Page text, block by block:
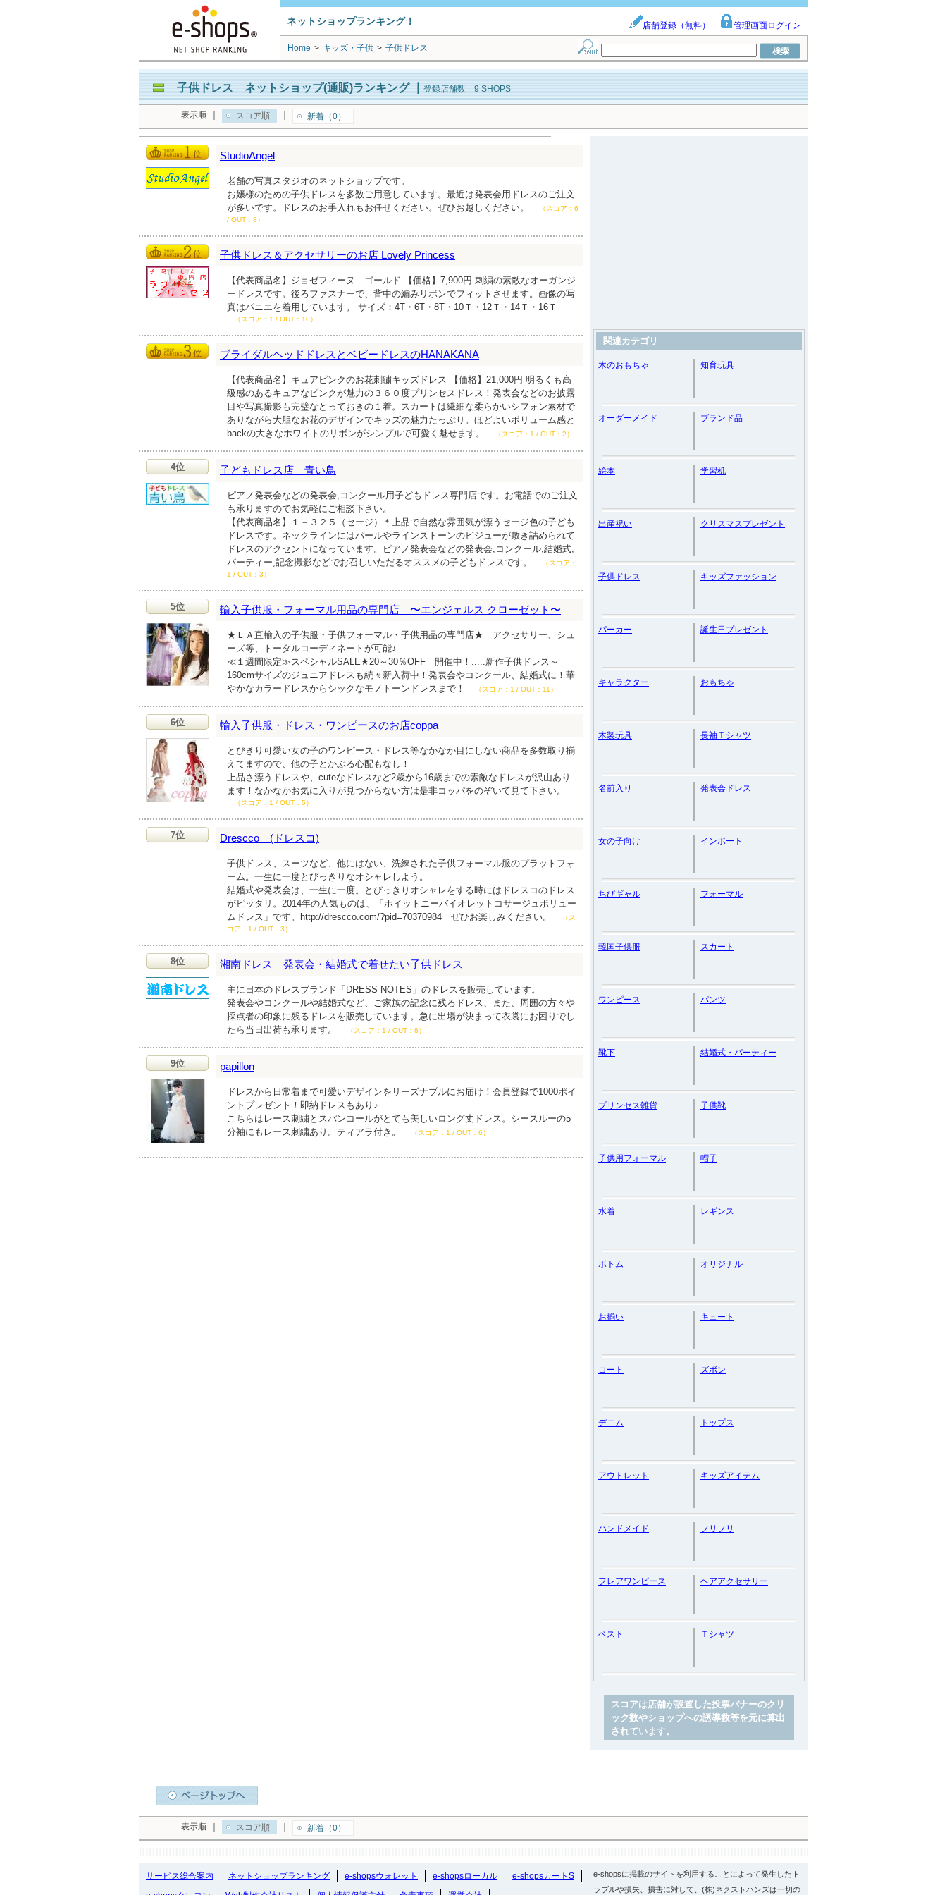
ネットショップランキング！ 店舗登録（無料） 管理画面ログイン
Home > キッズ・子供 > 子供ドレス
子供ドレス ネットショップ(通販)ランキング｜ 登録店舗数 9 SHOPS
表示順 スコア順 新着（0）
StudioAngel
老舗の写真スタジオのネットショップです。
お嬢様のための子供ドレスを多数ご用意しています。最近は発表会用ドレスのご注文
が多いです。ドレスのお手入れもお任せください。ぜひお越しください。
（スコア：6
/ OUT：8）
子供ドレス＆アクセサリーのお店 Lovely Princess
【代表商品名】ジョゼフィーヌ ゴールド 【価格】7,900円 刺繍の素敵なオーガンジ
ードレスです。後ろファスナーで、背中の編みリボンでフィットさせます。画像の写
真はパニエを着用しています。 サイズ：4T・6T・8T・10Ｔ・12Ｔ・14Ｔ・16Ｔ
（スコア：1 / OUT：10）
ブライダルヘッドドレスとベビードレスのHANAKANA
【代表商品名】キュアピンクのお花刺繍キッズドレス 【価格】21,000円 明るくも高
級感のあるキュアなピンクが魅力の３６０度プリンセスドレス！発表会などのお披露
目や写真撮影も完璧なとっておきの１着。スカートは繊細な柔らかいシフォン素材で
ありながら大胆なお花のデザインでキッズの魅力たっぷり。ほどよいボリューム感と
backの大きなホワイトのリボンがシンプルで可愛く魅せます。
（スコア：1 / OUT：2）
4位 子どもドレス店 青い鳥
ピアノ発表会などの発表会,コンクール用子どもドレス専門店です。お電話でのご注文
も承りますのでお気軽にご相談下さい。
【代表商品名】１－３２５（セージ）＊上品で自然な雰囲気が漂うセージ色の子ども
ドレスです。ネックラインにはパールやラインストーンのビジューが敷き詰められて
ドレスのアクセントになっています。ピアノ発表会などの発表会,コンクール,結婚式,
パーティー,記念撮影などでお召しいただるオススメの子どもドレスです。
（スコア：
1 / OUT：3）
5位 輸入子供服・フォーマル用品の専門店 〜エンジェルス クローゼット〜
★ＬＡ直輸入の子供服・子供フォーマル・子供用品の専門店★ アクセサリー、シュ
ーズ等、トータルコーディネートが可能♪
≪１週間限定≫スペシャルSALE★20～30％OFF 開催中！.....新作子供ドレス～
160cmサイズのジュニアドレスも続々新入荷中！発表会やコンクール、結婚式に！華
やかなカラードレスからシックなモノトーンドレスまで！
（スコア：1 / OUT：11）
6位 輸入子供服・ドレス・ワンピースのお店coppa
とびきり可愛い女の子のワンピース・ドレス等なかなか目にしない商品を多数取り揃
えてますので、他の子とかぶる心配もなし！
上品さ漂うドレスや、cuteなドレスなど2歳から16歳までの素敵なドレスが沢山あり
ます！なかなかお気に入りが見つからない方は是非コッパをのぞいて見て下さい。
（スコア：1 / OUT：5）
7位 Drescco (ドレスコ)
子供ドレス、スーツなど、他にはない、洗練された子供フォーマル服のプラットフォ
ーム。一生に一度とびっきりなオシャレしよう。
結婚式や発表会は、一生に一度。とびっきりオシャレをする時にはドレスコのドレス
がピッタリ。2014年の人気ものは、「ホイットニーバイオレットコサージュボリュー
ムドレス」です。http://drescco.com/?pid=70370984 ぜひお楽しみください。
（ス
コア：1 / OUT：3）
8位 湘南ドレス｜発表会・結婚式で着せたい子供ドレス
主に日本のドレスブランド「DRESS NOTES」のドレスを販売しています。
発表会やコンクールや結婚式など、ご家族の記念に残るドレス、また、周囲の方々や
採点者の印象に残るドレスを販売しています。急に出場が決まって衣裳にお困りでし
たら当日出荷も承ります。
（スコア：1 / OUT：8）
9位 papillon
ドレスから日常着まで可愛いデザインをリーズナブルにお届け！会員登録で1000ポイ
ントプレゼント！即納ドレスもあり♪
こちらはレース刺繍とスパンコールがとても美しいロング丈ドレス。シースルーの5
分袖にもレース刺繍あり。ティアラ付き。
（スコア：1 / OUT：6）
関連カテゴリ
木のおもちゃ 知育玩具
オーダーメイド ブランド品
絵本 学習机
出産祝い クリスマスプレゼント
子供ドレス キッズファッション
パーカー 誕生日プレゼント
キャラクター おもちゃ
木製玩具 長袖Ｔシャツ
名前入り 発表会ドレス
女の子向け インポート
ちびギャル フォーマル
韓国子供服 スカート
ワンピース パンツ
靴下 結婚式・パーティー
プリンセス雑貨 子供靴
子供用フォーマル 帽子
水着 レギンス
ボトム オリジナル
お揃い キュート
コート ズボン
デニム トップス
アウトレット キッズアイテム
ハンドメイド フリフリ
フレアワンピース ヘアアクセサリー
ベスト Ｔシャツ
スコアは店舗が設置した投票バナーのクリ
ック数やショップへの誘導数等を元に算出
されています。
表示順 スコア順 新着（0）
サービス総合案内 ネットショップランキング e-shopsウォレット e-shopsローカル
e-shopsカートS
e-shopsに掲載のサイトを利用することによって発生したト
ラブルや損失、損害に対して、(株)ネクストハンズは一切の